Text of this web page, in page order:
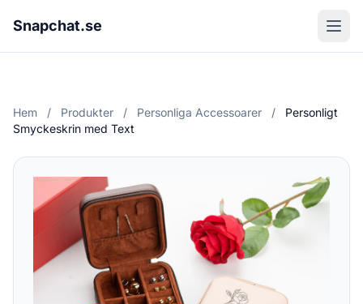
Snapchat.se
Hem / Produkter / Personliga Accessoarer /
Personligt
Smyckeskrin med Text